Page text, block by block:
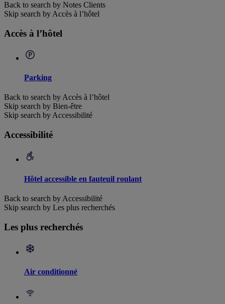
Back to search by Notes Clients
Skip search by Accès à l’hôtel
Accès à l’hôtel
Parking
Back to search by Accès à l’hôtel
Skip search by Bien-être
Skip search by Accessibilité
Accessibilité
Hôtel accessible en fauteuil roulant
Back to search by Accessibilité
Skip search by Les plus recherchés
Les plus recherchés
Air conditionné